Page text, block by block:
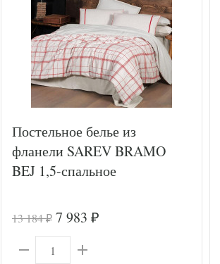
Постельное белье из
фланели SAREV BRAMO
BEJ 1,5-спальное
13 184₽ 7 983 ₽